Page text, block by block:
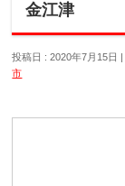
金江津
投稿日 : 2020年7月15日
市